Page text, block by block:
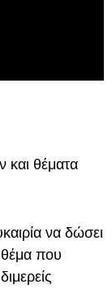
και θέματα
να δώσει
που